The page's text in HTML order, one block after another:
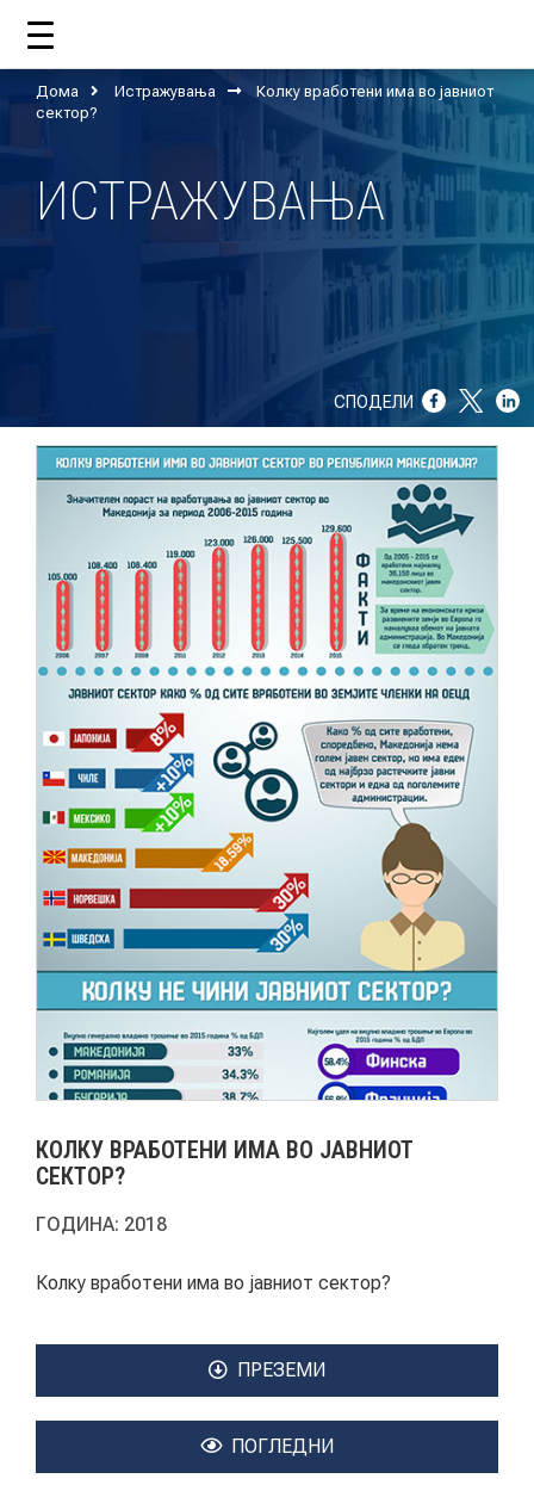
ДОМА
ЗА НАС
ГОДИШНИ ИЗВЕШТАИ
ИСО 9001
НОВОСТИ
ИСТРАЖУВАЊА
ПРОЕКТИ
УСЛУГИ
КАТАЛОГ НА УСЛУГИ
ПОВИЦИ
АКТУЕЛНИ ПОВИЦИ
АРХИВА
ИНИЦИЈАТИВИ
ПОСТАПКА
ПОДНЕСИ ИНИЦИЈАТИВА
ПОДДРЖИ ИНИЦИЈАТИВА
МУЛТИМЕДИЈА
Дома Истражувања
Колку вработени има во јавниот
сектор?
ИСТРАЖУВАЊА
СПОДЕЛИ
КОЛКУ ВРАБОТЕНИ ИМА ВО ЈАВНИОТ
СЕКТОР?
ГОДИНА: 2018
Колку вработени има во јавниот сектор?
ПРЕЗЕМИ
ПОГЛЕДНИ